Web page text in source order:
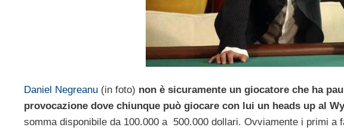
Daniel Negreanu (in foto) non è sicuramente un giocatore che ha
provocazione dove chiunque può giocare con lui un heads up al
somma disponibile da 100.000 a 500.000 dollari. Ovviamente i primi